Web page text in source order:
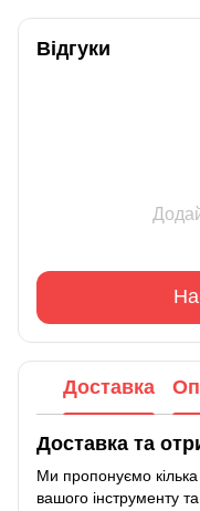
Відгуки
Доставка
Доставка та
Ми пропонуємо
вашого інструменту